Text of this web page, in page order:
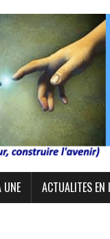
UNE ACTUALITES EN